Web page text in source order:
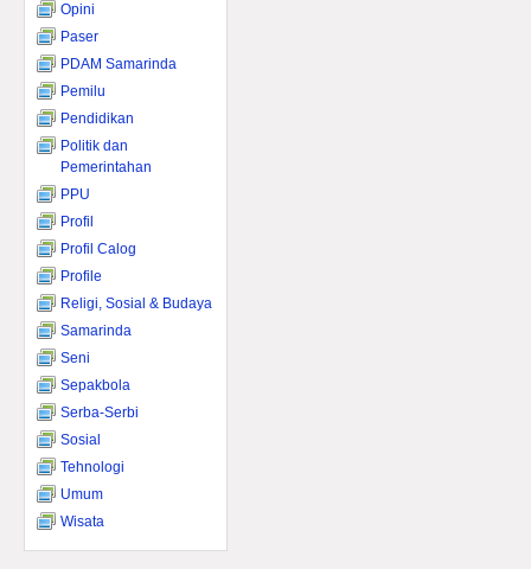
Opini
Paser
PDAM Samarinda
Pemilu
Pendidikan
Politik dan
Pemerintahan
PPU
Profil
Profil Calog
Profile
Religi, Sosial & Budaya
Samarinda
Seni
Sepakbola
Serba-Serbi
Sosial
Tehnologi
Umum
Wisata